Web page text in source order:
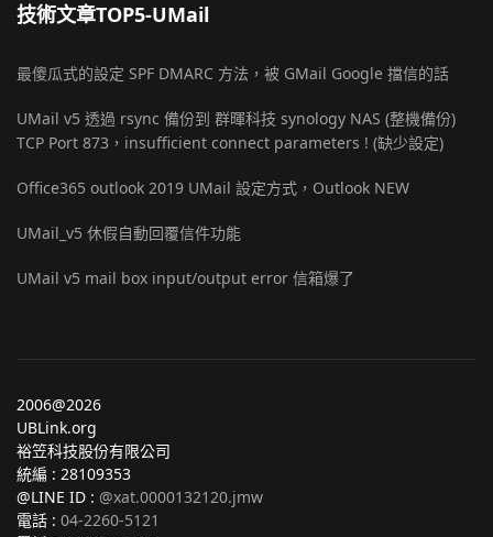
技術文章TOP5-UMail
最傻瓜式的設定 SPF DMARC 方法，被 GMail Google 擋信的話
UMail v5 透過 rsync 備份到 群暉科技 synology NAS (整機備份)
TCP Port 873，insufficient connect parameters ! (缺少設定)
Office365 outlook 2019 UMail 設定方式，Outlook NEW
UMail_v5 休假自動回覆信件功能
UMail v5 mail box input/output error 信箱爆了
2006@2026
UBLink.org
裕笠科技股份有限公司
統編 : 28109353
@LINE ID : @xat.0000132120.jmw
電話 : 04-2260-5121